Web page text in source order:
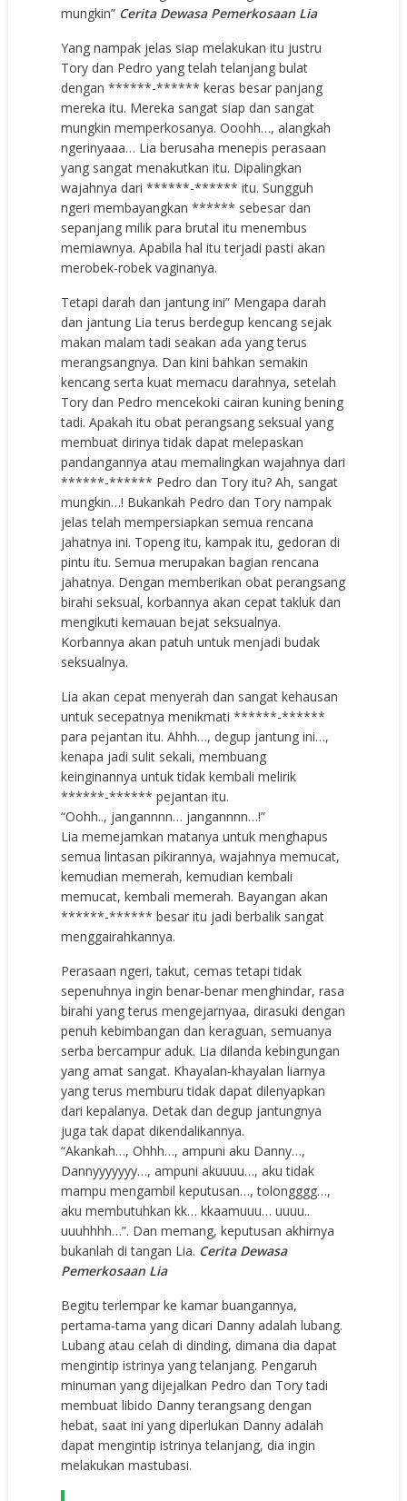
mungkin” Cerita Dewasa Pemerkosaan Lia
Yang nampak jelas siap melakukan itu justru
Tory dan Pedro yang telah telanjang bulat
dengan ******-****** keras besar panjang
mereka itu. Mereka sangat siap dan sangat
mungkin memperkosanya. Ooohh…, alangkah
ngerinyaaa… Lia berusaha menepis perasaan
yang sangat menakutkan itu. Dipalingkan
wajahnya dari ******-****** itu. Sungguh
ngeri membayangkan ****** sebesar dan
sepanjang milik para brutal itu menembus
memiawnya. Apabila hal itu terjadi pasti akan
merobek-robek vaginanya.
Tetapi darah dan jantung ini” Mengapa darah
dan jantung Lia terus berdegup kencang sejak
makan malam tadi seakan ada yang terus
merangsangnya. Dan kini bahkan semakin
kencang serta kuat memacu darahnya, setelah
Tory dan Pedro mencekoki cairan kuning bening
tadi. Apakah itu obat perangsang seksual yang
membuat dirinya tidak dapat melepaskan
pandangannya atau memalingkan wajahnya dari
******-****** Pedro dan Tory itu? Ah, sangat
mungkin…! Bukankah Pedro dan Tory nampak
jelas telah mempersiapkan semua rencana
jahatnya ini. Topeng itu, kampak itu, gedoran di
pintu itu. Semua merupakan bagian rencana
jahatnya. Dengan memberikan obat perangsang
birahi seksual, korbannya akan cepat takluk dan
mengikuti kemauan bejat seksualnya.
Korbannya akan patuh untuk menjadi budak
seksualnya.
Lia akan cepat menyerah dan sangat kehausan
untuk secepatnya menikmati ******-******
para pejantan itu. Ahhh…, degup jantung ini…,
kenapa jadi sulit sekali, membuang
keinginannya untuk tidak kembali melirik
******-****** pejantan itu.
“Oohh.., jangannnn… jangannnn…!”
Lia memejamkan matanya untuk menghapus
semua lintasan pikirannya, wajahnya memucat,
kemudian memerah, kemudian kembali
memucat, kembali memerah. Bayangan akan
******-****** besar itu jadi berbalik sangat
menggairahkannya.
Perasaan ngeri, takut, cemas tetapi tidak
sepenuhnya ingin benar-benar menghindar, rasa
birahi yang terus mengejarnyaa, dirasuki dengan
penuh kebimbangan dan keraguan, semuanya
serba bercampur aduk. Lia dilanda kebingungan
yang amat sangat. Khayalan-khayalan liarnya
yang terus memburu tidak dapat dilenyapkan
dari kepalanya. Detak dan degup jantungnya
juga tak dapat dikendalikannya.
“Akankah…, Ohhh…, ampuni aku Danny…,
Dannyyyyyyy…, ampuni akuuuu…, aku tidak
mampu mengambil keputusan…, tolongggg…,
aku membutuhkan kk… kkaamuuu… uuuu..
uuuhhhh…”. Dan memang, keputusan akhirnya
bukanlah di tangan Lia. Cerita Dewasa
Pemerkosaan Lia
Begitu terlempar ke kamar buangannya,
pertama-tama yang dicari Danny adalah lubang.
Lubang atau celah di dinding, dimana dia dapat
mengintip istrinya yang telanjang. Pengaruh
minuman yang dijejalkan Pedro dan Tory tadi
membuat libido Danny terangsang dengan
hebat, saat ini yang diperlukan Danny adalah
dapat mengintip istrinya telanjang, dia ingin
melakukan mastubasi.